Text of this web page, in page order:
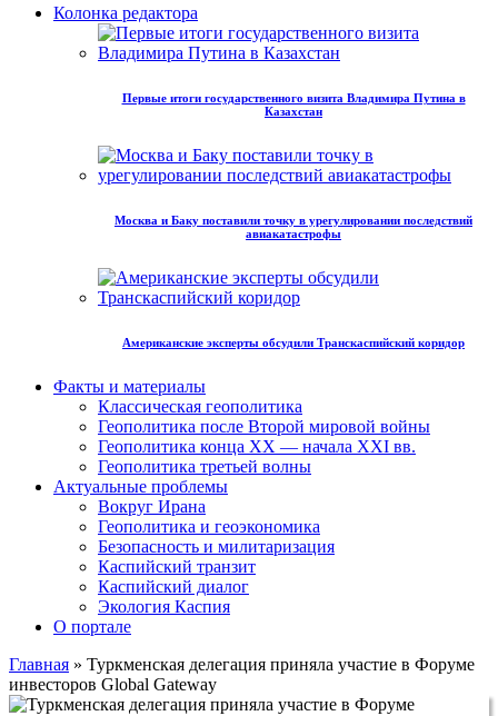
Колонка редактора
Первые итоги государственного визита Владимира Путина в
Казахстан
Москва и Баку поставили точку в урегулировании последствий
авиакатастрофы
Американские эксперты обсудили Транскаспийский коридор
Факты и материалы
Классическая геополитика
Геополитика после Второй мировой войны
Геополитика конца XX — начала XXI вв.
Геополитика третьей волны
Актуальные проблемы
Вокруг Ирана
Геополитика и геоэкономика
Безопасность и милитаризация
Каспийский транзит
Каспийский диалог
Экология Каспия
О портале
Главная » Туркменская делегация приняла участие в Форуме
инвесторов Global Gateway